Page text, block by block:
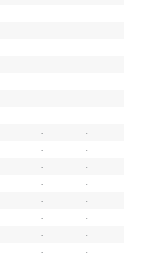
-
-
-
-
-
-
-
-
-
-
-
-
-
-
-
-
-
-
-
-
-
-
-
-
-
-
-
-
- -